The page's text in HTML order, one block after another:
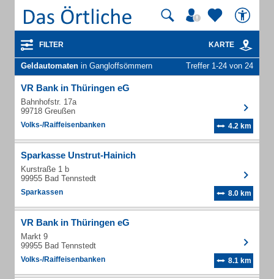
FILTER KARTE
Geldautomaten in Gangloffsömmern Treffer 1-24 von 24
VR Bank in Thüringen eG
Bahnhofstr. 17a
99718 Greußen
Volks-/Raiffeisenbanken 4.2 km
Sparkasse Unstrut-Hainich
Kurstraße 1 b
99955 Bad Tennstedt
Sparkassen 8.0 km
VR Bank in Thüringen eG
Markt 9
99955 Bad Tennstedt
Volks-/Raiffeisenbanken 8.1 km